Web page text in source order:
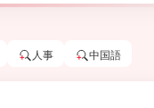
人事 中国語